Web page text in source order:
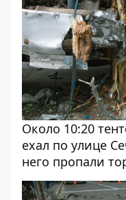
Около 10:20
ехал по улице
него пропали